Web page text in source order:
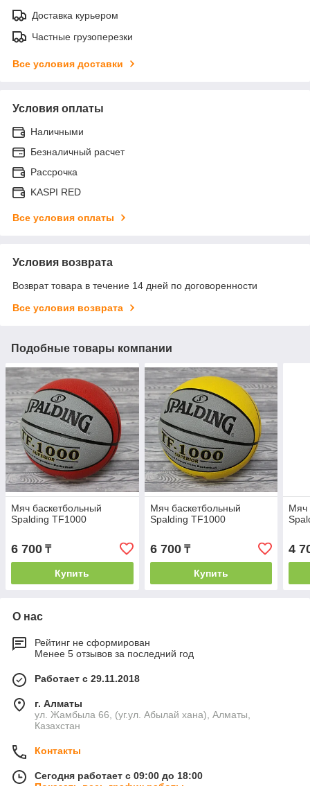
Доставка курьером
Частные грузоперезки
Все условия доставки
Условия оплаты
Наличными
Безналичный расчет
Рассрочка
KASPI RED
Все условия оплаты
Условия возврата
Возврат товара в течение 14 дней по договоренности
Все условия возврата
Подобные товары компании
Мяч баскетбольный
Spalding TF1000
6 700 ₸
Купить
Мяч баскетбольный
Spalding TF1000
6 700₸
Купить
Мяч
4
О нас
Рейтинг не сформирован
Менее 5 отзывов за последний год
Работает с 29.11.2018
г. Алматы
ул. Жамбыла 66, (уг.ул. Абылай хана), Алматы,
Казахстан
Контакты
Сегодня работает с 09:00 до 18:00